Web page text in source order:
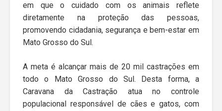
em que o cuidado com os animais reflete
diretamente na proteção das pessoas,
promovendo cidadania, segurança e bem-estar em
Mato Grosso do Sul.
A meta é alcançar mais de 20 mil castrações em
todo o Mato Grosso do Sul. Desta forma, a
Caravana da Castração atua no controle
populacional responsável de cães e gatos, com